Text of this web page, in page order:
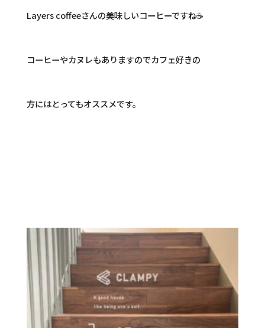
Layers coffeeさんの美味しいコーヒーですね☕️
コーヒーやカヌレもありますのでカフェ好きの
方にはとってもオススメです。